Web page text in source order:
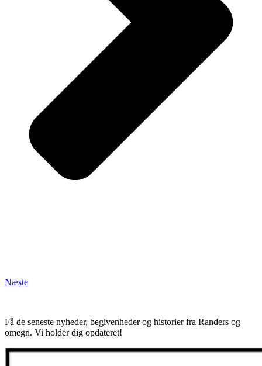
Næste
Få de seneste nyheder, begivenheder og historier fra Randers og
omegn. Vi holder dig opdateret!